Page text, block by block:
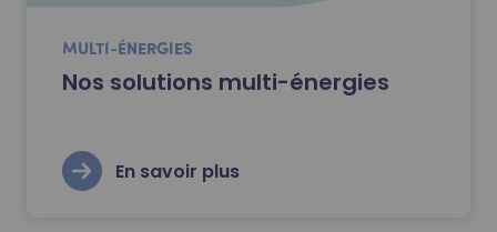
MULTI-ÉNERGIES
Nos solutions multi-énergies
En savoir plus